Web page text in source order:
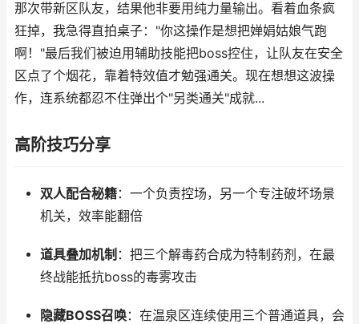
那次带新区队友，结果他非要用纯力量输出。看着血条疯
狂掉，我急得直拍桌子："你这操作是想把婵娟姑娘气跑
啊！"最后我们被迫用辅助技能把boss控住，让队友在安全
区点了个烟花，靠着特效值才勉强通关。现在想想这波操
作，连系统都忍不住弹出个"另类通关"成就...
高阶技巧分享
双人配合秘籍：一个负责控场，另一个专注破坏场景
机关，效率能翻倍
道具叠加机制 ：把三个解毒药合成为特制药剂，在最
终战能抵抗boss的毒雾攻击
隐藏BOSS召唤：在温泉区连续使用三个普通道具，会